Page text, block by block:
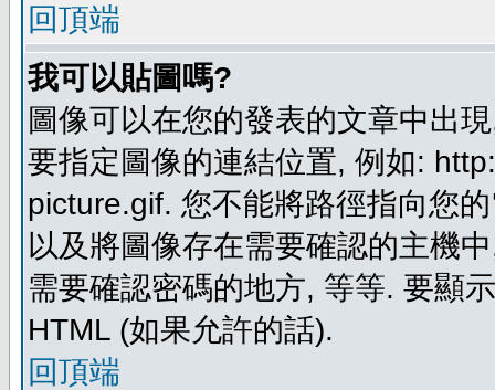
回頂端
我可以貼圖嗎?
圖像可以在您的發表的文章中出
要指定圖像的連結位置, 例如:
picture.gif. 您不能將路徑指向您
以及將圖像存在需要確認的主機
需要確認密碼的地方, 等等. 要顯
HTML (如果允許的話).
回頂端